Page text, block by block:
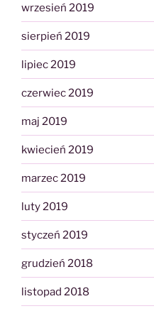
wrzesień 2019
sierpień 2019
lipiec 2019
czerwiec 2019
maj 2019
kwiecień 2019
marzec 2019
luty 2019
styczeń 2019
grudzień 2018
listopad 2018